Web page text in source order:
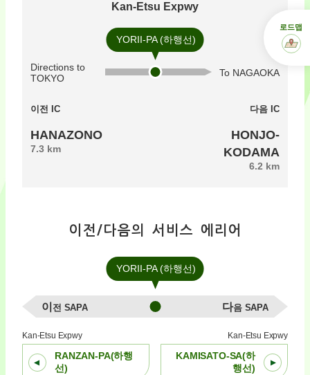
Kan-Etsu Expwy
YORII-PA (하행선)
Directions to
TOKYO
이전 IC
HANAZONO
7.3 km
To NAGAOKA
다음 IC
HONJO-
KODAMA
6.2 km
이전/다음의 서비스 에리어
YORII-PA (하행선)
이전 SAPA 다음 SAPA
Kan-Etsu Expwy
RANZAN-PA(하행
선)
Kan-Etsu Expwy
KAMISATO-SA(하
행선)
로드맵